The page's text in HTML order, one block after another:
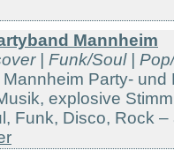
Mannheim
| Funk/Soul |
Party-
explosive
Funk, Disco, Rock